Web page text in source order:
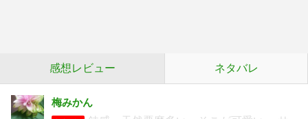
感想レビュー ネタバレ
梅みかん